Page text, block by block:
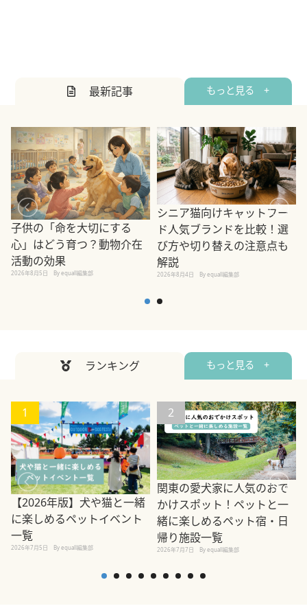
最新記事 もっと見る +
子供の「命を大切にする
心」はどう育つ？動物介在
活動の効果
2026年8月5日 By equall編集部
シニア猫向けキャットフー
ド人気ブランドを比較！選
び方や切り替えの注意点も
解説
2026年8月4日 By equall編集部
ランキング もっと見る +
1
【2026年版】犬や猫と一緒
に楽しめるペットイベント
一覧
2026年7月5日 By equall編集部
2
関東の愛犬家に人気のおで
かけスポット！ペットと一
緒に楽しめるペット宿・日
帰り施設一覧
2026年7月7日 By equall編集部